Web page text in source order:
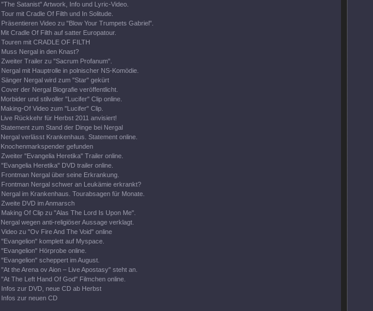
"The Satanist" Artwork, Info und Lyric-Video.
Tour mit Cradle Of Filth und In Solitude.
Präsentieren Video zu "Blow Your Trumpets Gabriel".
Mit Cradle Of Filth auf satter Europatour.
Touren mit CRADLE OF FILTH
Muss Nergal in den Knast?
Zweiter Trailer zu "Sacrum Profanum".
Nergal mit Hauptrolle in polnischer NS-Komödie.
Sänger Nergal wird zum "Star" gekürt
Cover der Nergal Biografie veröffentlicht.
Morbider und stilvoller "Lucifer" Clip online.
Making-Of Video zum "Lucifer" Clip.
Live Rückkehr für Herbst 2011 anvisiert!
Statement zum Stand der Dinge bei Nergal
Nergal verlässt Krankenhaus. Statement online.
Knochenmarkspender gefunden
Zweiter "Evangelia Heretika" Trailer online.
"Evangelia Heretika" DVD trailer online.
Frontman Nergal über seine Erkrankung.
Frontman Nergal schwer an Leukämie erkrankt?
Nergal im Krankenhaus. Tourabsagen für Monate.
Zweite DVD im Anmarsch
Making Of Clip zu "Alas The Lord Is Upon Me".
Nergal wegen anti-religiöser Aussage verklagt.
Video zu "Ov Fire And The Void" online
"Evangelion" komplett auf Myspace.
"Evangelion" Hörprobe online.
"Evangelion" scheppert im August.
"At the Arena ov Aion – Live Apostasy" steht an.
"At The Left Hand Of God" Filmchen online.
Infos zur DVD, neue CD ab Herbst
Infos zur neuen CD